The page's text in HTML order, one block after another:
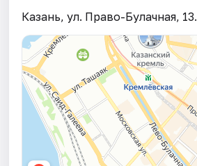
Казань, ул. Право-Булачная, 13.